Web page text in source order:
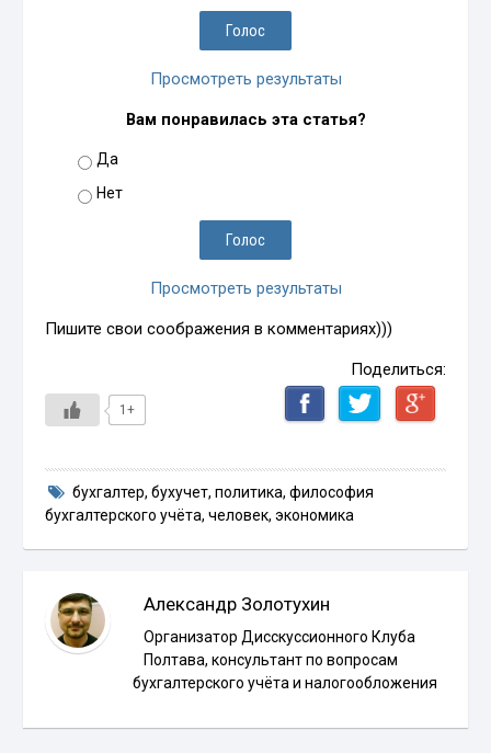
Просмотреть результаты
Вам понравилась эта статья?
Да
Нет
Просмотреть результаты
Пишите свои соображения в комментариях)))
Поделиться:
1+
бухгалтер, бухучет, политика, философия
бухгалтерского учёта,человек,экономика
Александр Золотухин
Организатор Дисскуссионного Клуба
Полтава, консультант по вопросам
бухгалтерского учёта и налогообложения